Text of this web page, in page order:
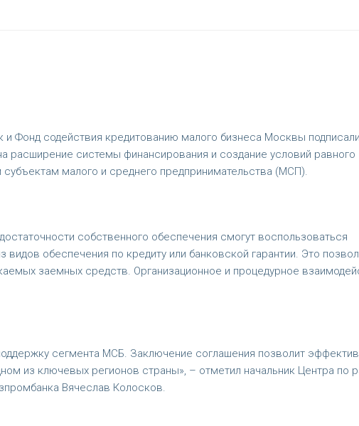
и Фонд содействия кредитованию малого бизнеса Москвы подписали
расширение системы финансирования и создание условий равного
малого и среднего предпринимательства (МСП).
собственного обеспечения смогут воспользоваться
видов обеспечения по кредиту или банковской гарантии. Это
заемных средств. Организационное и процедурное
сегмента МСБ. Заключение соглашения позволит
из ключевых регионов страны», – отметил начальник Центра по
Вячеслав Колосков.